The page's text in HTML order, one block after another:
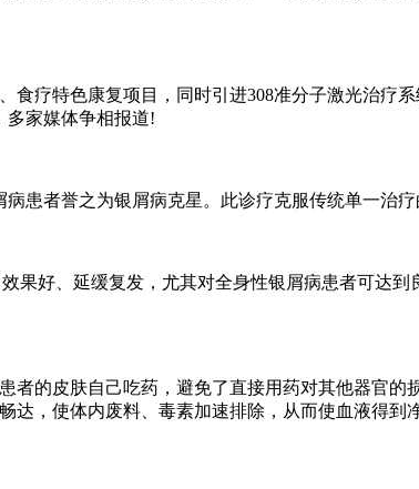
疗特色康复项目，同时引进308准分子激光治疗
多家媒体争相报道!
患者誉之为银屑病克星。此诊疗克服传统单一治
果好、延缓复发，尤其对全身性银屑病患者可达
者的皮肤自己吃药，避免了直接用药对其他器官
，使体内废料、毒素加速排除，从而使血液得